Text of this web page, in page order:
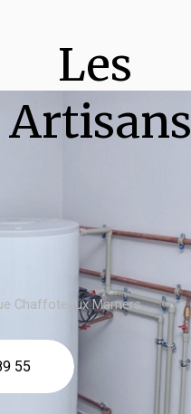
Les
Artisans
Chaffoteaux Mamers
55